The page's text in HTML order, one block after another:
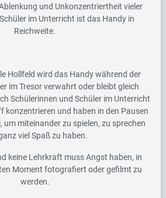
und Unkonzentriertheit vieler
im Unterricht ist das Handy in
Reichweite.
Hollfeld wird das Handy während der
im Tresor verwahrt oder bleibt gleich
Schülerinnen und Schüler im Unterricht
konzentrieren und haben in den Pausen
um miteinander zu spielen, zu sprechen
viel Spaß zu haben.
keine Lehrkraft muss Angst haben, in
Moment fotografiert oder gefilmt zu
werden.